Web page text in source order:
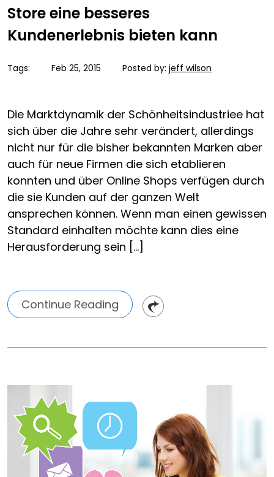
Store eine besseres
Kundenerlebnis bieten kann
Tags: Feb 25, 2015 Posted by: jeff wilson
Die Marktdynamik der Schönheitsindustriee hat
sich über die Jahre sehr verändert, allerdings
nicht nur für die bisher bekannten Marken aber
auch für neue Firmen die sich etablieren
konnten und über Online Shops verfügen durch
die sie Kunden auf der ganzen Welt
ansprechen können. Wenn man einen gewissen
Standard einhalten möchte kann dies eine
Herausforderung sein […]
Continue Reading